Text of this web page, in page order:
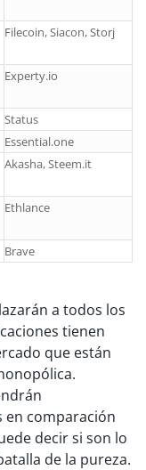
Filecoin, Siacon, Storj
Experty.io
Status
Essential.one
Akasha, Steem.it
Ethlance
Brave
a todos los
tienen
que están
en comparación
decir si son lo
de la pureza.